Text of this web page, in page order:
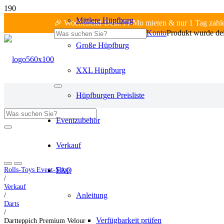
🎉 Wochenend-Deal: Fr-Mo mieten & nur 1 Tag
KontoProduktwurde
Mittlere Hüpfburg
Große Hüpfburg
XXL Hüpfburg
Hüpfburgen Preisliste
Eventzubehör
Verkauf
FAQ
Anleitung
Verfügbarkeit prüfen
Rolls-Toys Event-Shop
/
Verkauf
/
Darts
/
Dartteppich Premium Velour